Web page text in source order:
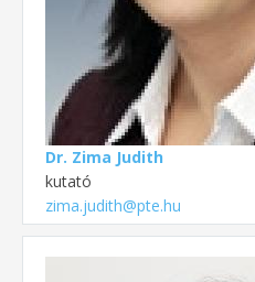
Dr. Zima Judith
kutató
zima.judith@pte.hu